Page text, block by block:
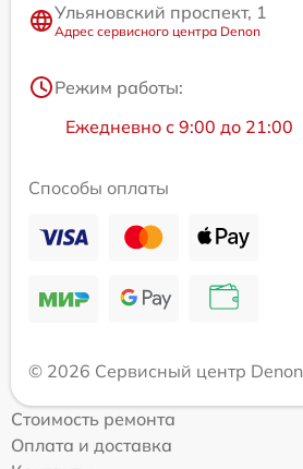
Ульяновский проспект, 1
Адрес сервисного центра Denon
Режим работы:
Ежедневно с 9:00 до 21:00
Способы оплаты
© 2026 Сервисный центр Denon
Стоимость ремонта
Оплата и доставка